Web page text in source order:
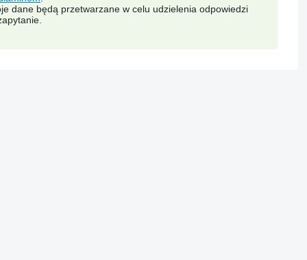
dane będą przetwarzane w celu udzielenia odpowiedzi